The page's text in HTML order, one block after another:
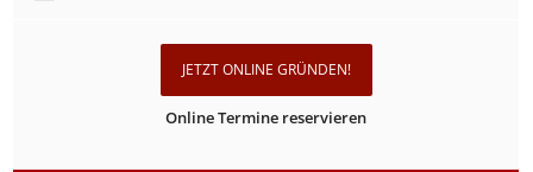
JETZT ONLINE GRÜNDEN!
Online Termine reservieren